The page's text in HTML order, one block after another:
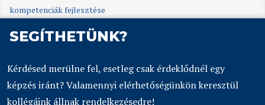
kompetenciák fejlesztése
SEGÍTHETÜNK?
Kérdésed merülne fel, esetleg csak érdeklődnél egy
képzés iránt? Valamennyi elérhetőségünkön keresztül
kollégáink állnak rendelkezésedre!